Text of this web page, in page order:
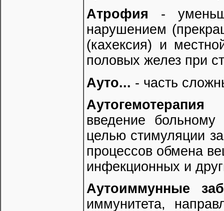
Атрофия -
нарушением
(кахексия) и
половых желез при
Ауто... - часть
Аутогемотерапия
введение
целью стимуляции
процессов обмена
инфекционных и
Аутоиммунные
иммунитета,